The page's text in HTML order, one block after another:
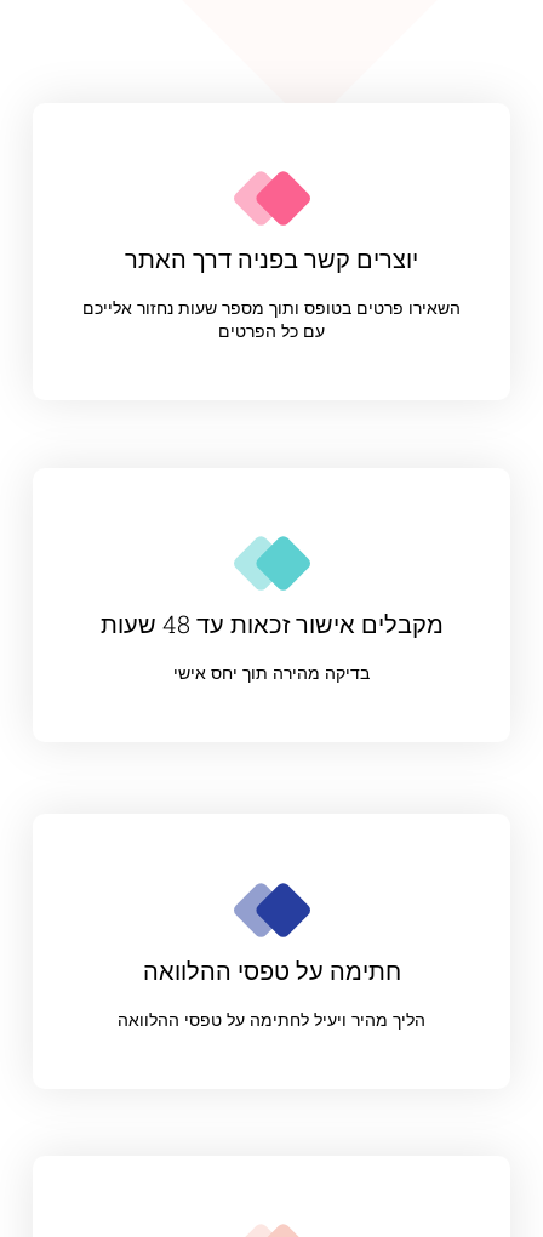
יוצרים קשר בפניה דרך האתר
השאירו פרטים בטופס ותוך מספר שעות נחזור אלייכם
עם כל הפרטים
מקבלים אישור זכאות עד 48 שעות
בדיקה מהירה תוך יחס אישי
חתימה על טפסי ההלוואה
הליך מהיר ויעיל לחתימה על טפסי ההלוואה